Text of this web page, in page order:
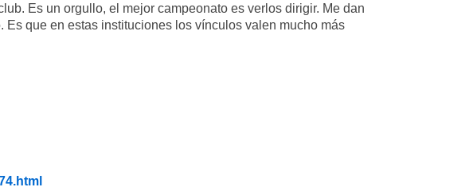
Es un orgullo, el mejor campeonato es verlos dirigir. Me dan
que en estas instituciones los vínculos valen mucho más